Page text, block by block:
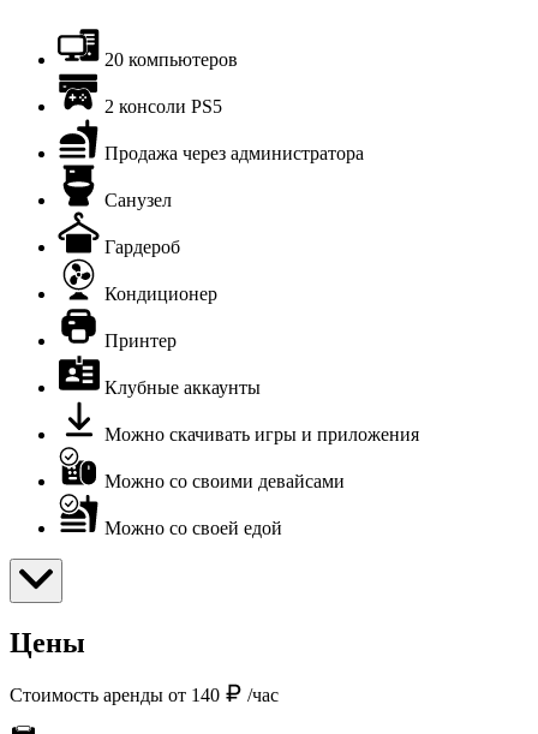
20 компьютеров
2 консоли PS5
Продажа через администратора
Санузел
Гардероб
Кондиционер
Принтер
Клубные аккаунты
Можно скачивать игры и приложения
Можно со своими девайсами
Можно со своей едой
Цены
Стоимость аренды от 140 /час